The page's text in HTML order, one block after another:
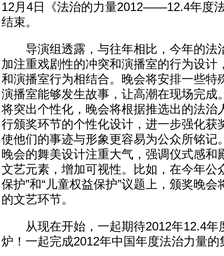
12月4日《法治的力量2012——12.4年度
结束。
导演组透露，与往年相比，今年的法
加注重戏剧性的冲突和演播室的行为设计
和演播室行为相结合。晚会将安排一些特
演播室能够发生故事，让高潮在现场完成
将突出个性化，晚会将根据推选出的法治
行颁奖环节的个性化设计，进一步强化获
使他们的事迹与形象更容易为公众所铭记
晚会的舞美设计注重大气，强调仪式感和
文艺元素，增加可视性。比如，在今年公
保护”和“儿童权益保护”议题上，颁奖晚
的文艺环节。
从现在开始，一起期待2012年12.4年
炉！一起完成2012年中国年度法治力量的